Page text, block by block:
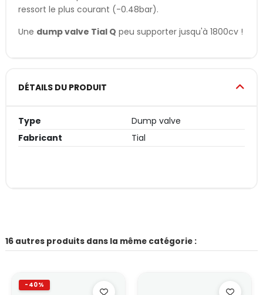
ressort le plus courant (-0.48bar).
Une dump valve Tial Q peu supporter jusqu'à 1800cv !
DÉTAILS DU PRODUIT
Type
Dump valve
Fabricant
Tial
16 autres produits dans la même catégorie :
-40%